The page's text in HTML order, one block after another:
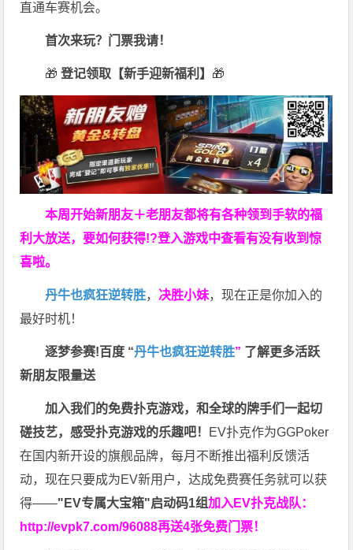
直通车赛机会。
首次来玩？门票我请！
🎁 登记领取【新手迎新福利】 🎁
本周开始新朋友＋老朋友都将有各种领到手软的福
利大放送，要如何获得!?登入游戏中查看有没有收到惊
喜啦。
丹牛也疯狂逆转胜， 决胜小妹，现在正是你加入的
最好时机！
逐梦参赛!百度 “丹牛也疯狂逆转胜” 了解更多活跃
新朋友限量送
加入我们的免费扑克游戏，和全球的牌手们一起切
磋技艺，感受扑克游戏的乐趣吧！ EV扑克作为GGPoker
在国内新开设的旗舰品牌，每月不断推出福利反馈活
动，现在只要成为EV新用户，达成免费赛任务就可以获
得——"EV专属大宝箱"启动码1组加入EV扑克战队：
http://evpk7.com/96088再送4张免费门票！